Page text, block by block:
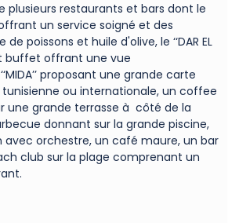
plusieurs restaurants et bars dont le
offrant un service soigné et des
poissons et huile d'olive, le ‘‘DAR EL
buffet offrant une vue
proposant une grande carte
ou internationale, un coffee
une grande terrasse à côté de la
donnant sur la grande piscine,
avec orchestre, un café maure, un bar
club sur la plage comprenant un